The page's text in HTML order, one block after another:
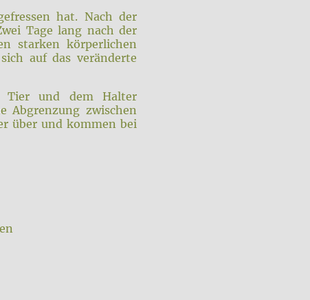
hat. Nach der
Tage lang nach der
starken körperlichen
auf das veränderte
Tier und dem Halter
Abgrenzung zwischen
über und kommen bei